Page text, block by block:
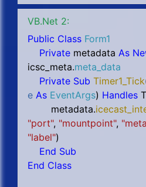
VB.Net 2:
Public Class Form1
Private metadata As
icsc_meta.meta_data
Private Sub Timer1_Tick
e As EventArgs) Handles
metadata.
"port", "mountpoint",
"label")
End Sub
End Class